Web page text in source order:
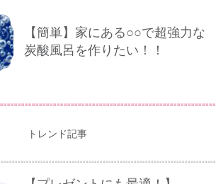
【簡単】家にある○○で超強力な
炭酸風呂を作りたい！！
トレンド記事